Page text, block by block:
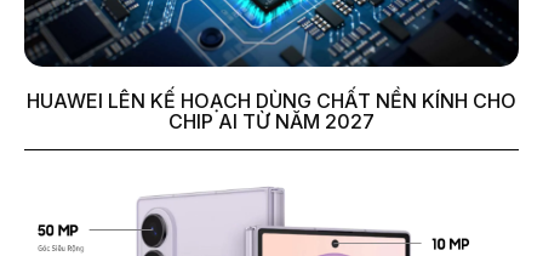
HUAWEI LÊN KẾ HOẠCH DÙNG CHẤT NỀN KÍNH CHO
CHIP AI TỪ NĂM 2027